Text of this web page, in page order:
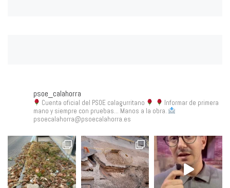
psoe_calahorra
Cuenta oficial del PSOE calagurritano
Informar de primera
mano y siempre con pruebas... Manos a la obra.
psoecalahorra@psoecalahorra.es